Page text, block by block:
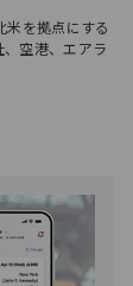
を拠点にする
空港、エアラ